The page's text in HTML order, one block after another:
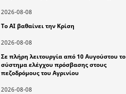
2026-08-08
Το ΑΙ βαθαίνει την Κρίση
2026-08-08
Σε πλήρη λειτουργία από 10 Αυγούστου το
σύστημα ελέγχου πρόσβασης στους
πεζοδρόμους του Αγρινίου
2026-08-08